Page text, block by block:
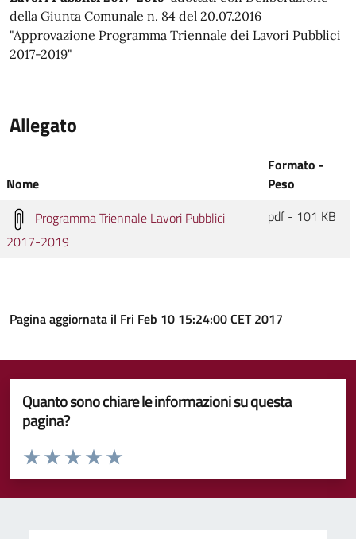
della Giunta Comunale n. 84 del 20.07.2016
"Approvazione Programma Triennale dei Lavori Pubblici
2017-2019"
Allegato
Nome
Formato -
Peso
Programma Triennale Lavori Pubblici
2017-2019
pdf - 101 KB
Pagina aggiornata il Fri Feb 10 15:24:00 CET 2017
Quanto sono chiare le informazioni su questa
pagina?
Valuta da 1 a 5 stelle la pagina
Valuta 5 stelle su 5
Valuta 4 stelle su 5
Valuta 3 stelle su 5
Valuta 2 stelle su 5
Valuta 1 stelle su 5